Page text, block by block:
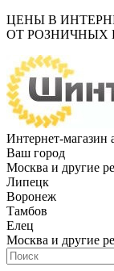
ЦЕНЫ В
ОТ РОЗНИЧНЫХ
Интернет-магазин
Ваш город
Москва и другие
Липецк
Воронеж
Тамбов
Елец
Москва и другие